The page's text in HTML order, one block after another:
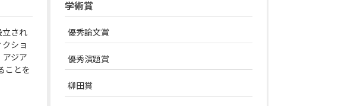
立され
ショ
アジア
ことを
学術賞
優秀論文賞
優秀演題賞
柳田賞